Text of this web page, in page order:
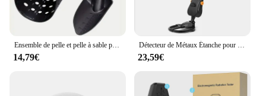
Ensemble de pelle et pelle à sable pour détecteur de métaux, outil de creusement, accessoires pour EDF, poignées métalliques, détecteur d'or
14,79€
Détecteur de Métaux Étanche pour Enfant, Poignée d'Or, Bobine de Recherche Légère (24 à 35 Pouces), Réglable pour Junior, 7.4 Pouces
23,59€